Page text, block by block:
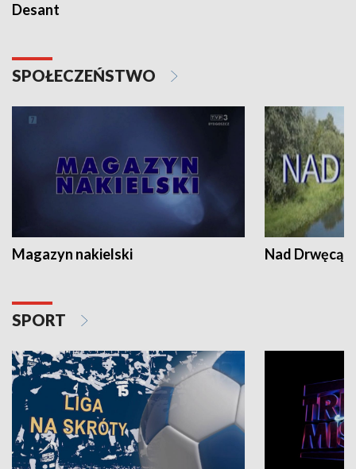
Desant
SPOŁECZEŃSTWO
Magazyn nakielski Nad Drwęcą
SPORT